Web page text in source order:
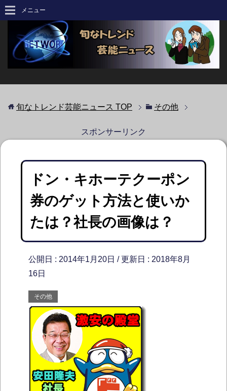
メニュー
旬なトレンド芸能ニュース TOP その他
スポンサーリンク
ドン・キホーテクーポン
券のゲット方法と使いか
たは？社長の画像は？
公開日 : 2014年1月20日 / 更新日 : 2018年8月
16日
その他